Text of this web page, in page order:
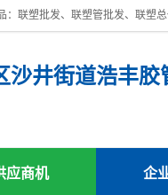
沙井街道浩丰胶
应商机 企